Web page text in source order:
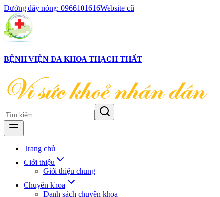
Đường dây nóng: 0966101616Website cũ
BỆNH VIỆN ĐA KHOA THẠCH THẤT
Trang chủ
Giới thiệu
Giới thiệu chung
Chuyên khoa
Danh sách chuyên khoa